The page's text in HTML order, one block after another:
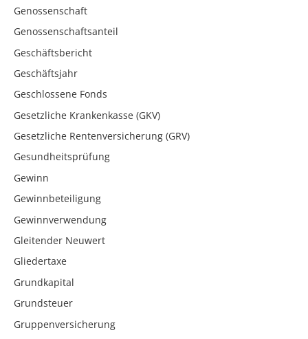
Genossenschaft
Genossenschaftsanteil
Geschäftsbericht
Geschäftsjahr
Geschlossene Fonds
Gesetzliche Krankenkasse (GKV)
Gesetzliche Rentenversicherung (GRV)
Gesundheitsprüfung
Gewinn
Gewinnbeteiligung
Gewinnverwendung
Gleitender Neuwert
Gliedertaxe
Grundkapital
Grundsteuer
Gruppenversicherung